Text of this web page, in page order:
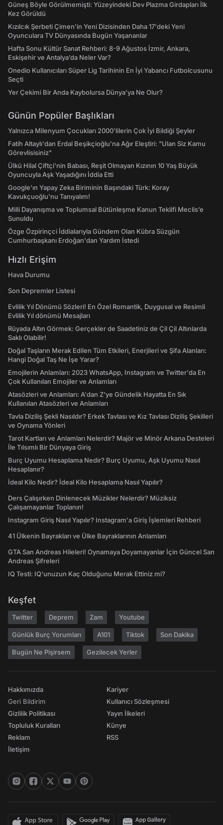
Güneş Böyle Görülmemişti: Yüzeyindeki Dev Plazma Girdapları İlk
Kez Görüldü
Kızılcık Şerbeti Çimen'in Yeni Dizisinden Daha 17'deki Yeni
Oyunculara TV Dünyasında Bugün Yaşananlar
Hafta Sonu Kültür Sanat Rehberi: 8-9 Ağustos İzmir, Ankara,
Eskişehir ve Antalya’da Neler Var?
Onedio Kullanıcıları Süper Lig Tarihinin En İyi Yabancı Futbolcusunu
Seçti
Yer Çekimi Bir Anda Kaybolursa Dünya'ya Ne Olur?
Günün Popüler Başlıkları
Yalnızca Milenyum Çocukları 2000'lilerin Çok İyi Bildiği Şeyler
Fatih Altaylı'dan Erdal Beşikçioğlu'na Ağır Eleştiri: "Ulan Siz Kamu
Görevlisisiniz"
Ülkü Hilal Çiftçi'nin Babası, Reşit Olmayan Kızının 10 Yaş Büyük
Oyuncuyla Aşk Yaşadığını İddia Etti
Google'ın Yapay Zeka Biriminin Başındaki Türk: Koray
Kavukçuoğlu'nu Tanıyalım!
Milli Dayanışma ve Toplumsal Bütünleşme Kanun Teklifi Meclis’e
Sunuldu
Özge Özpirinçci İddialarıyla Gündem Olan Kübra Süzgün
Cumhurbaşkanı Erdoğan'dan Yardım İstedi
Hızlı Erişim
Hava Durumu
Son Depremler Listesi
Evlilik Yıl Dönümü Sözleri! En Özel Romantik, Duygusal ve Resimli
Evlilik Yıl dönümü Mesajları
Rüyada Altın Görmek: Gerçekler de Saadetiniz de Çil Çil Altınlarda
Saklı Olabilir!
Doğal Taşların Merak Edilen Tüm Etkileri, Enerjileri ve Şifa Alanları:
Hangi Doğal Taş Ne İşe Yarar?
Emojilerin Anlamları: 2023 WhatsApp, Instagram ve Twitter'da En
Çok Kullanılan Emojiler ve Anlamları
Atasözleri ve Anlamları: A'dan Z'ye Gündelik Hayatta En Sık
Kullanılan Atasözleri ve Anlamları
Tavla Diziliş Şekli Nasıldır? Erkek Tavlası ve Kız Tavlası Diziliş Şekilleri
ve Oynama Yönleri
Tarot Kartları ve Anlamları Nelerdir? Majör ve Minör Arkana Desteleri
İle Tılsımlı Bir Dünyaya Giriş
Burç Uyumu Hesaplama Nedir? Burç Uyumu, Aşk Uyumu Nasıl
Hesaplanır?
İdeal Kilo Nedir? İdeal Kilo Hesaplama Nasıl Yapılır?
Ders Çalışırken Dinlenecek Müzikler Nelerdir? Müziksiz
Çalışamayanlar Toplanın!
Instagram Giriş Nasıl Yapılır? Instagram'a Giriş İşlemleri Rehberi
41 Ülkenin Bayrakları ve Ülke Bayraklarının Anlamları
GTA San Andreas Hileleri! Oynamaya Doyamayanlar İçin Güncel San
Andreas Şifreleri
IQ Testi: IQ'unuzun Kaç Olduğunu Merak Ettiniz mi?
Keşfet
Twitter Deprem Zam Youtube
Günlük Burç Yorumları A101 Tiktok Son Dakika
Bugün Ne Pişirsem Gezilecek Yerler
Hakkımızda
Geri Bildirim
Gizlilik Politikası
Topluluk Kuralları
Reklam
İletişim
Kariyer
Kullanıcı Sözleşmesi
Yayın İlkeleri
Künye
RSS